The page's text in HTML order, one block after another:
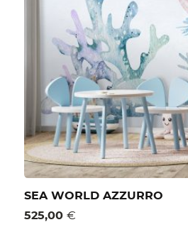
SEA WORLD AZZURRO
525,00€